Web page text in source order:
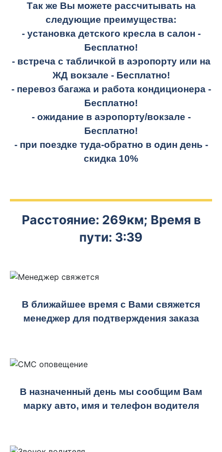
Так же Вы можете рассчитывать на
следующие преимущества:
- установка детского кресла в салон -
Бесплатно!
- встреча с табличкой в аэропорту или на
ЖД вокзале - Бесплатно!
- перевоз багажа и работа кондиционера -
Бесплатно!
- ожидание в аэропорту/вокзале -
Бесплатно!
- при поездке туда-обратно в один день -
скидка 10%
Расстояние: 269км; Время в
пути: 3:39
В ближайшее время с Вами свяжется
менеджер для подтверждения заказа
В назначенный день мы сообщим Вам
марку авто, имя и телефон водителя